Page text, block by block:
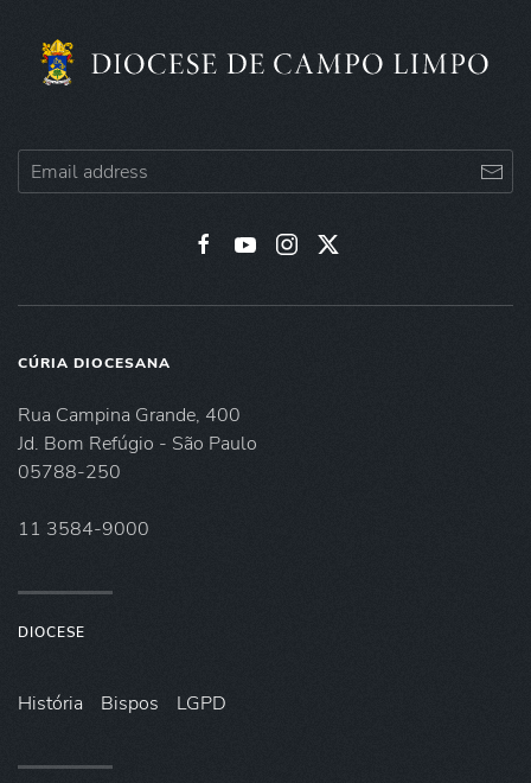
CÚRIA DIOCESANA
Rua Campina Grande, 400
Jd. Bom Refúgio - São Paulo
05788-250
11 3584-9000
DIOCESE
História Bispos LGPD